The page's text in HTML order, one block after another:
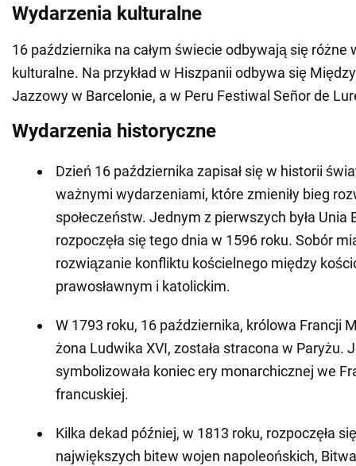
Wydarzenia kulturalne
16 października na całym świecie odbywają się różne
kulturalne. Na przykład w Hiszpanii odbywa się
Jazzowy w Barcelonie, a w Peru Festiwal Señor de
Wydarzenia historyczne
Dzień 16 października zapisał się w historii
ważnymi wydarzeniami, które zmieniły bieg
społeczeństw. Jednym z pierwszych była Unia
rozpoczęła się tego dnia w 1596 roku. Sobór
rozwiązanie konfliktu kościelnego między
prawosławnym i katolickim.
W 1793 roku, 16 października, królowa Francji
żona Ludwika XVI, została stracona w Paryżu.
symbolizowała koniec ery monarchicznej we
francuskiej.
Kilka dekad później, w 1813 roku, rozpoczęła
największych bitew wojen napoleońskich,